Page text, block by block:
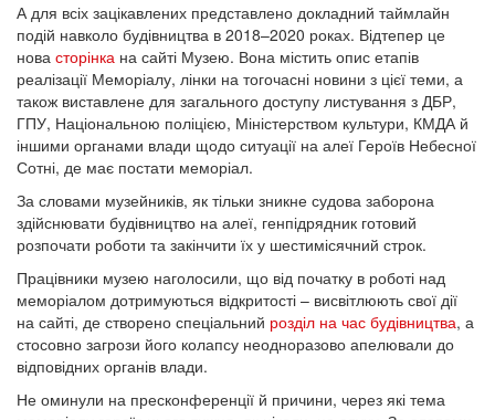
А для всіх зацікавлених представлено докладний таймлайн
подій навколо будівництва в 2018–2020 роках. Відтепер це
нова сторінка на сайті Музею. Вона містить опис етапів
реалізації Меморіалу, лінки на тогочасні новини з цієї теми, а
також виставлене для загального доступу листування з ДБР,
ГПУ, Національною поліцією, Міністерством культури, КМДА й
іншими органами влади щодо ситуації на алеї Героїв Небесної
Сотні, де має постати меморіал.
За словами музейників, як тільки зникне судова заборона
здійснювати будівництво на алеї, генпідрядник готовий
розпочати роботи та закінчити їх у шестимісячний строк.
Працівники музею наголосили, що від початку в роботі над
меморіалом дотримуються відкритості – висвітлюють свої дії
на сайті, де створено спеціальний розділ на час будівництва, а
стосовно загрози його колапсу неодноразово апелювали до
відповідних органів влади.
Не оминули на пресконференції й причини, через які тема